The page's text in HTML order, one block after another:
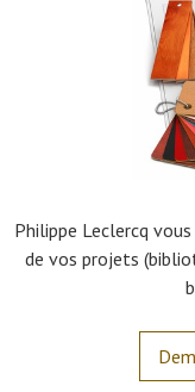
Philippe Leclercq
de vos projets